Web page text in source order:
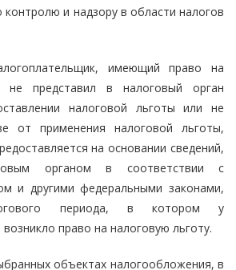
и надзору в области налогов
имеющий право на
не представил в налоговый орган
налоговой льготы или не
от применения налоговой льготы,
на основании сведений,
органом в соответствии с
и другими федеральными законами,
периода, в котором у
право на налоговую льготу.
объектах налогообложения, в